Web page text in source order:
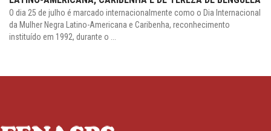
O dia 25 de julho é marcado internacionalmente como o Dia Internacional
da Mulher Negra Latino-Americana e Caribenha, reconhecimento
instituído em 1992, durante o ...